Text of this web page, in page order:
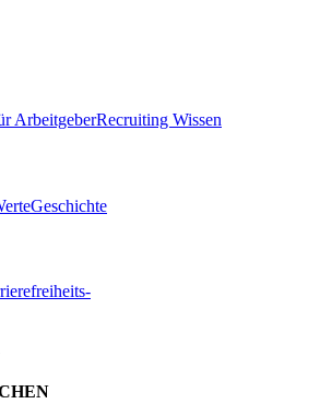
ArbeitgeberRecruiting Wissen
Geschichte